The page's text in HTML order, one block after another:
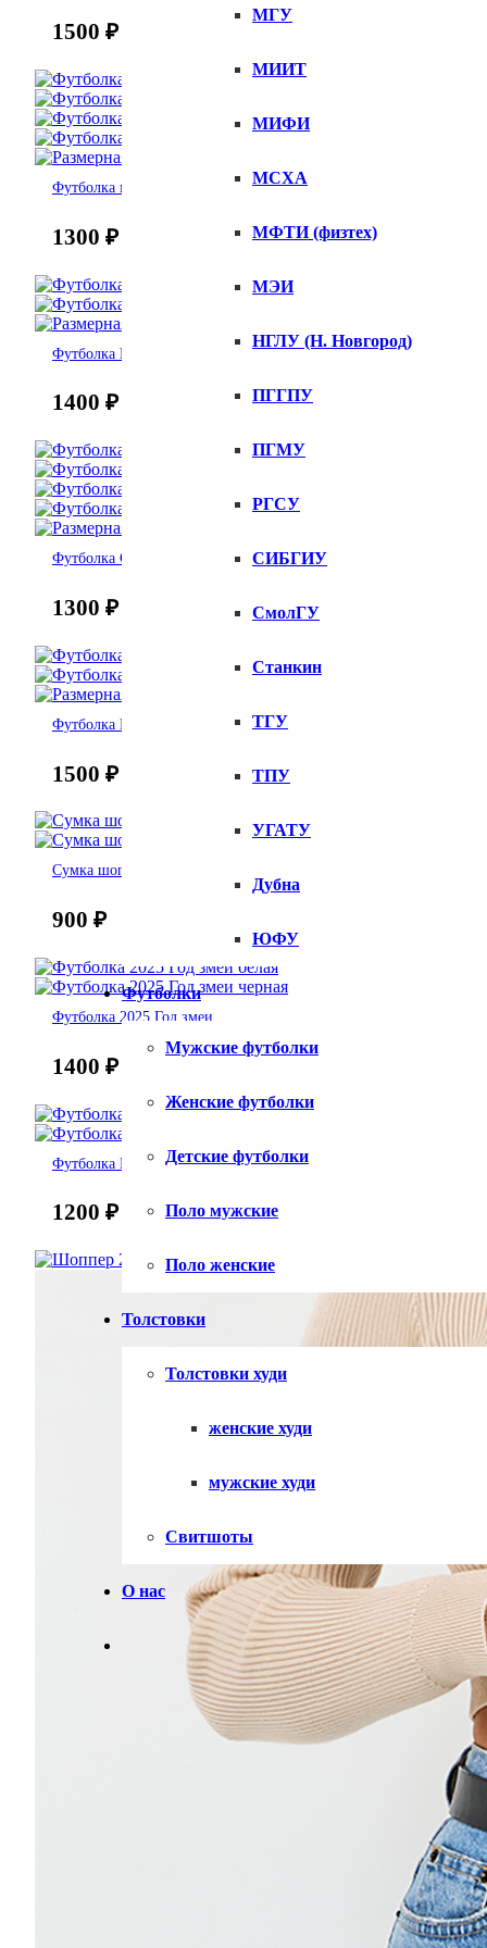
МГУ
МИИТ
МИФИ
МСХА
МФТИ (физтех)
МЭИ
НГЛУ (Н. Новгород)
ПГГПУ
ПГМУ
РГСУ
СИБГИУ
СмолГУ
Станкин
ТГУ
ТПУ
УГАТУ
Дубна
ЮФУ
Футболки
Мужские футболки
Женские футболки
Детские футболки
Поло мужские
Поло женские
Толстовки
Толстовки худи
женские худи
мужские худи
Свитшоты
О нас
1500 ₽
Футболка мужская Ничего не понятно
1300 ₽
Футболка Ничего не понятно
1400 ₽
Футболка С Новым Годом детка
1300 ₽
Футболка Happy new year
1500 ₽
Сумка шоппер 2025 Год змеи
900 ₽
Футболка 2025 Год змеи
1400 ₽
Футболка Год зеленой змеи
1200 ₽